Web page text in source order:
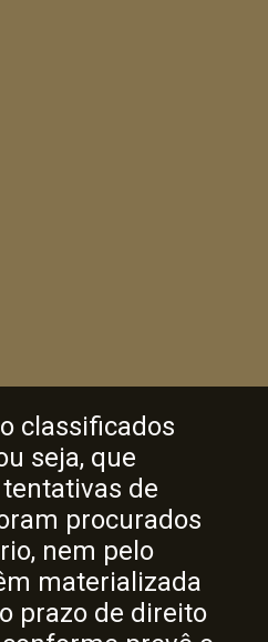
classificados
seja, que
de
procurados
nem pelo
materializada
prazo de direito